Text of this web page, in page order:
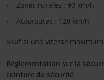
Zones rurales : 90 km/h
Autoroutes : 120 km/h
Sauf si une vitesse
Règlementation sur la
ceinture de sécurité